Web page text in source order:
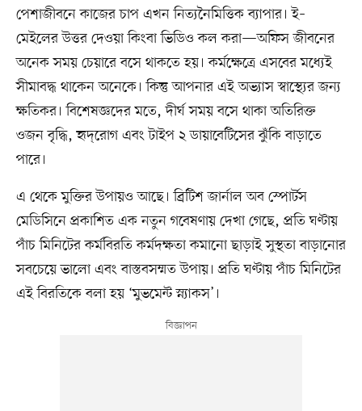
পেশাজীবনে কাজের চাপ এখন নিত্যনৈমিত্তিক ব্যাপার। ই–
মেইলের উত্তর দেওয়া কিংবা ভিডিও কল করা—অফিস জীবনের
অনেক সময় চেয়ারে বসে থাকতে হয়। কর্মক্ষেত্রে এসবের মধ্যেই
সীমাবদ্ধ থাকেন অনেকে। কিন্তু আপনার এই অভ্যাস স্বাস্থ্যের জন্য
ক্ষতিকর। বিশেষজ্ঞদের মতে, দীর্ঘ সময় বসে থাকা অতিরিক্ত
ওজন বৃদ্ধি, হৃদ্‌রোগ এবং টাইপ ২ ডায়াবেটিসের ঝুঁকি বাড়াতে
পারে।
এ থেকে মুক্তির উপায়ও আছে। ব্রিটিশ জার্নাল অব স্পোর্টস
মেডিসিনে প্রকাশিত এক নতুন গবেষণায় দেখা গেছে, প্রতি ঘণ্টায়
পাঁচ মিনিটের কর্মবিরতি কর্মদক্ষতা কমানো ছাড়াই সুস্থতা বাড়ানোর
সবচেয়ে ভালো এবং বাস্তবসম্মত উপায়। প্রতি ঘণ্টায় পাঁচ মিনিটের
এই বিরতিকে বলা হয় ‘মুভমেন্ট স্ন্যাকস’।